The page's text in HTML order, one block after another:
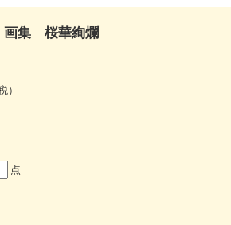
画集 桜華絢爛
）
点